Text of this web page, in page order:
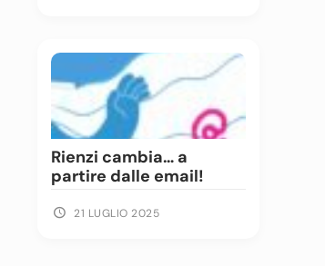
Rienzi cambia… a
partire dalle email!
21 LUGLIO 2025